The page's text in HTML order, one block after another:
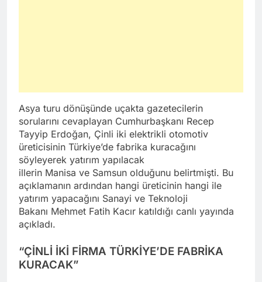
Asya turu dönüşünde uçakta gazetecilerin
sorularını cevaplayan Cumhurbaşkanı Recep
Tayyip Erdoğan, Çinli iki elektrikli otomotiv
üreticisinin Türkiye’de fabrika kuracağını
söyleyerek yatırım yapılacak
illerin Manisa ve Samsun olduğunu belirtmişti. Bu
açıklamanın ardından hangi üreticinin hangi ile
yatırım yapacağını Sanayi ve Teknoloji
Bakanı Mehmet Fatih Kacır katıldığı canlı yayında
açıkladı.
“ÇİNLİ İKİ FİRMA TÜRKİYE’DE FABRİKA
KURACAK”